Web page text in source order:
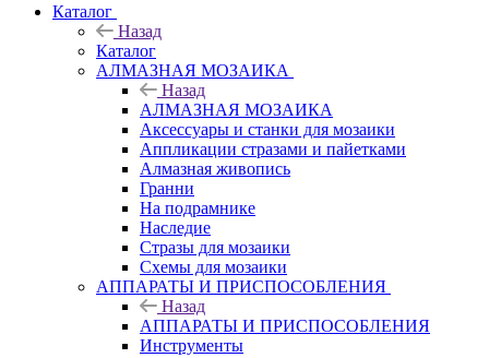
Каталог
Назад
Каталог
АЛМАЗНАЯ МОЗАИКА
Назад
АЛМАЗНАЯ МОЗАИКА
Аксессуары и станки для мозаики
Аппликации стразами и пайетками
Алмазная живопись
Гранни
На подрамнике
Наследие
Стразы для мозаики
Схемы для мозаики
АППАРАТЫ И ПРИСПОСОБЛЕНИЯ
Назад
АППАРАТЫ И ПРИСПОСОБЛЕНИЯ
Инструменты